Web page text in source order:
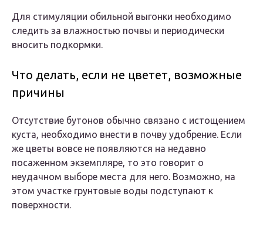
Для стимуляции обильной выгонки необходимо
следить за влажностью почвы и периодически
вносить подкормки.
Что делать, если не цветет, возможные
причины
Отсутствие бутонов обычно связано с истощением
куста, необходимо внести в почву удобрение. Если
же цветы вовсе не появляются на недавно
посаженном экземпляре, то это говорит о
неудачном выборе места для него. Возможно, на
этом участке грунтовые воды подступают к
поверхности.